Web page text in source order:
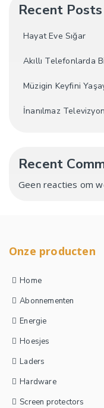
Recent Posts
Hayat Eve Sığar
Akıllı Telefonlarda
Müzigin Keyfini
İnanılmaz
Recent
Geen reacties om
Onze producten
Home
Abonnementen
Energie
Hoesjes
Laders
Hardware
Screen protectors